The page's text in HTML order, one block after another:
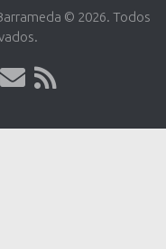
© 2026. Todos